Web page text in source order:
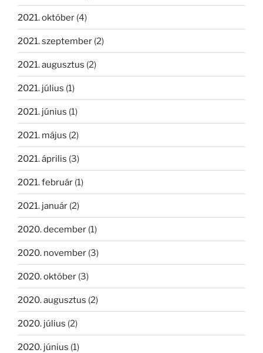
2021. október (4)
2021. szeptember (2)
2021. augusztus (2)
2021. július (1)
2021. június (1)
2021. május (2)
2021. április (3)
2021. február (1)
2021. január (2)
2020. december (1)
2020. november (3)
2020. október (3)
2020. augusztus (2)
2020. július (2)
2020. június (1)